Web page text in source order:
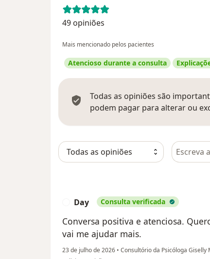
49 opiniões
Mais mencionado pelos pacientes
Atencioso durante a consulta
Todas as opiniões são
podem pagar para alterar ou
Pesquisar
Day Consulta verificada
Conversa positiva e atenciosa.
vai me ajudar mais.
23 de julho de 2026 • Consultório da Psicóloga Giselly